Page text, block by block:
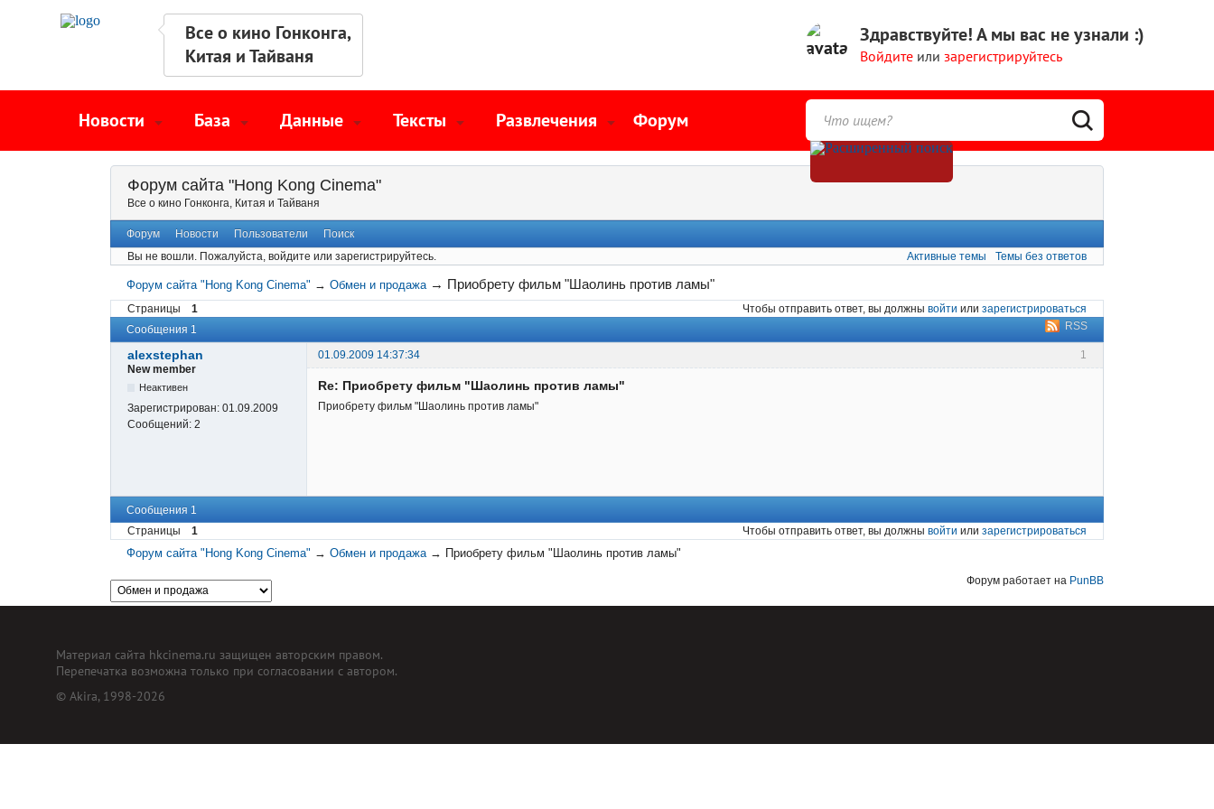
Все о кино Гонконга,
Китая и Тайваня
Здравствуйте!А мы вас не узнали :)
Войдите или зарегистрируйтесь
Новости База Данные Тексты Развлечения Форум
Форум сайта "Hong Kong Cinema"
Все о кино Гонконга, Китая и Тайваня
Форум Новости Пользователи
Поиск
Вы не вошли. Пожалуйста, войдите или зарегистрируйтесь. Активные темы Темы без ответов
Форум сайта "Hong Kong Cinema" →Обмен и продажа → Приобрету фильм "Шаолинь против ламы"
Страницы 1 Чтобы отправить ответ, вы должны войти или зарегистрироваться
RSS
Сообщения 1
1
alexstephan
01.09.2009 14:37:34
New member
Неактивен
Зарегистрирован: 01.09.2009
Сообщений: 2
Re: Приобрету фильм "Шаолинь против ламы"
Приобрету фильм "Шаолинь против ламы"
Сообщения 1
Страницы
1 Чтобы отправить ответ, вы должны войти или зарегистрироваться
Форум сайта "Hong Kong Cinema" →Обмен и продажа → Приобрету фильм "Шаолинь против ламы"
Форум работает на PunBB
Материал сайта hkcinema.ru защищен авторским правом.
Перепечатка возможна только при согласовании с автором.
© Akira, 1998-2026